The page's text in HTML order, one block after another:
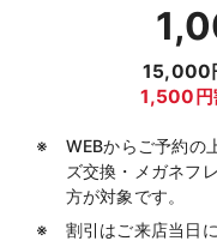
15,000
1,500円
WEBからご予約の
ズ交換・メガネフ
方が対象です。
割引はご来店当日